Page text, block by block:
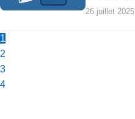
26 juillet 2025
1
2
3
4